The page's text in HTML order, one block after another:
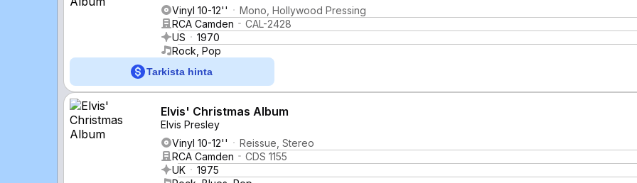
Vinyl 10-12''
Mono, Hollywood Pressing
RCA Camden
CAL-2428
US
1970
Rock, Pop
Tarkista hinta
Elvis' Christmas Album
Elvis Presley
Vinyl 10-12''
Reissue, Stereo
RCA Camden
CDS 1155
UK
1975